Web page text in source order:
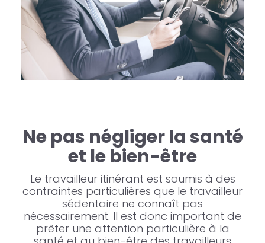
Ne pas négliger la santé
et le bien-être
Le travailleur itinérant est soumis à des
contraintes particulières que le travailleur
sédentaire ne connaît pas
nécessairement. Il est donc important de
prêter une attention particulière à la